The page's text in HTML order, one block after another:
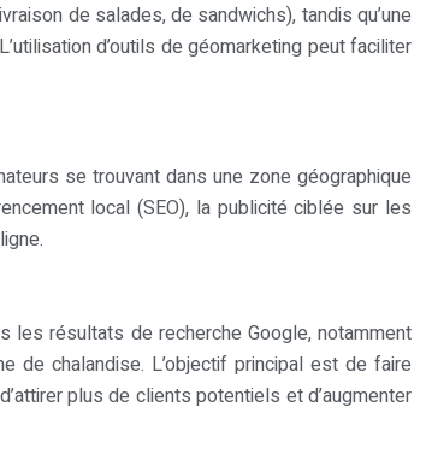
de salades, de sandwichs), tandis qu’une
d’outils de géomarketing peut faciliter
se trouvant dans une zone géographique
local (SEO), la publicité ciblée sur les
les résultats de recherche Google, notamment
chalandise. L’objectif principal est de faire
plus de clients potentiels et d’augmenter